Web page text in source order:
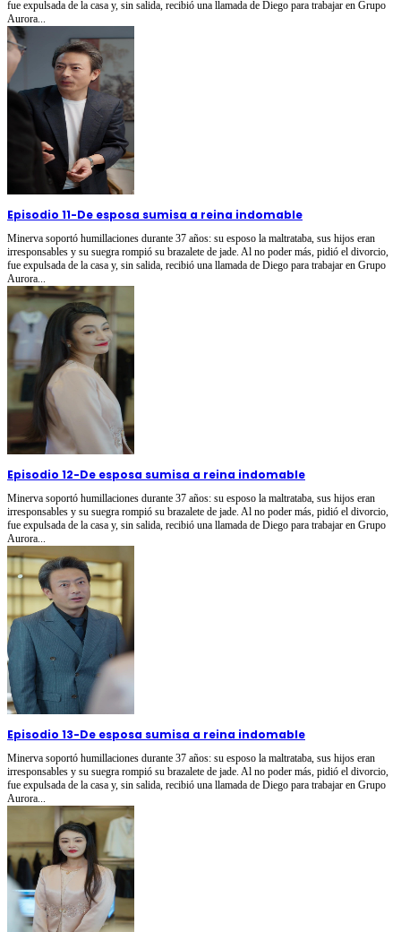
fue expulsada de la casa y, sin salida, recibió una llamada de Diego para trabajar en Grupo
Aurora...
Episodio 11-De esposa sumisa a reina indomable
Minerva soportó humillaciones durante 37 años: su esposo la maltrataba, sus hijos eran
irresponsables y su suegra rompió su brazalete de jade. Al no poder más, pidió el divorcio,
fue expulsada de la casa y, sin salida, recibió una llamada de Diego para trabajar en Grupo
Aurora...
Episodio 12-De esposa sumisa a reina indomable
Minerva soportó humillaciones durante 37 años: su esposo la maltrataba, sus hijos eran
irresponsables y su suegra rompió su brazalete de jade. Al no poder más, pidió el divorcio,
fue expulsada de la casa y, sin salida, recibió una llamada de Diego para trabajar en Grupo
Aurora...
Episodio 13-De esposa sumisa a reina indomable
Minerva soportó humillaciones durante 37 años: su esposo la maltrataba, sus hijos eran
irresponsables y su suegra rompió su brazalete de jade. Al no poder más, pidió el divorcio,
fue expulsada de la casa y, sin salida, recibió una llamada de Diego para trabajar en Grupo
Aurora...